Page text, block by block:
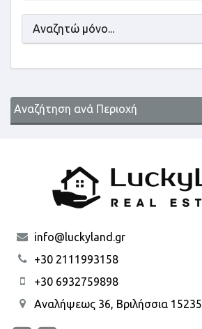
Αναζητώ μόνο...
Αναζήτηση ανά Περιοχή
info@luckyland.gr
+30 2111993158
+30 6932759898
Αναλήψεως 36, Βριλήσσια 15235